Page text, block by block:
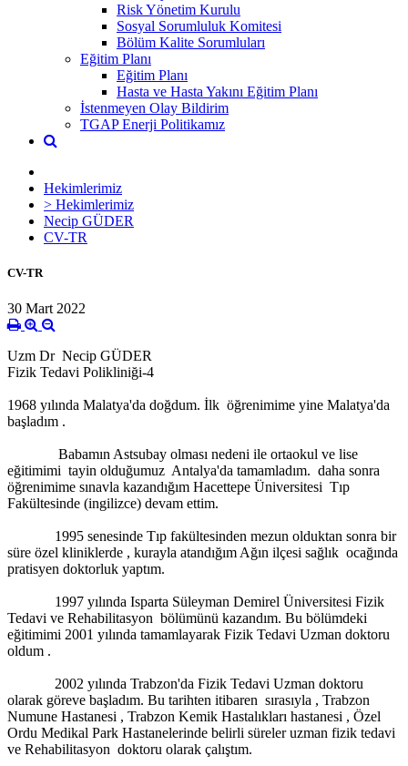
Risk Yönetim Kurulu
Sosyal Sorumluluk Komitesi
Bölüm Kalite Sorumluları
Eğitim Planı
Eğitim Planı
Hasta ve Hasta Yakını Eğitim Planı
İstenmeyen Olay Bildirim
TGAP Enerji Politikamız
Hekimlerimiz
> Hekimlerimiz
Necip GÜDER
CV-TR
CV-TR
30 Mart 2022
Uzm Dr Necip GÜDER
Fizik Tedavi Polikliniği-4
1968 yılında Malatya'da doğdum. İlk öğrenimime yine Malatya'da
başladım .
Babamın Astsubay olması nedeni ile ortaokul ve lise
eğitimimi tayin olduğumuz Antalya'da tamamladım. daha sonra
öğrenimime sınavla kazandığım Hacettepe Üniversitesi Tıp
Fakültesinde (ingilizce) devam ettim.
1995 senesinde Tıp fakültesinden mezun olduktan sonra bir
süre özel kliniklerde , kurayla atandığım Ağın ilçesi sağlık ocağında
pratisyen doktorluk yaptım.
1997 yılında Isparta Süleyman Demirel Üniversitesi Fizik
Tedavi ve Rehabilitasyon bölümünü kazandım. Bu bölümdeki
eğitimimi 2001 yılında tamamlayarak Fizik Tedavi Uzman doktoru
oldum .
2002 yılında Trabzon'da Fizik Tedavi Uzman doktoru
olarak göreve başladım. Bu tarihten itibaren sırasıyla , Trabzon
Numune Hastanesi , Trabzon Kemik Hastalıkları hastanesi , Özel
Ordu Medikal Park Hastanelerinde belirli süreler uzman fizik tedavi
ve Rehabilitasyon doktoru olarak çalıştım.